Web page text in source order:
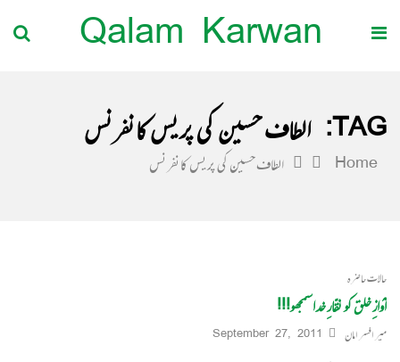
Qalam Karwan
TAG: الطاف حسین کی پریس کانفرنس
Home الطاف حسین کی پریس کانفرنس
حالات حاضرہ
آوازِ خلق کو نقّارِ خداسمجھو!!!
میر افسر امان September 27, 2011